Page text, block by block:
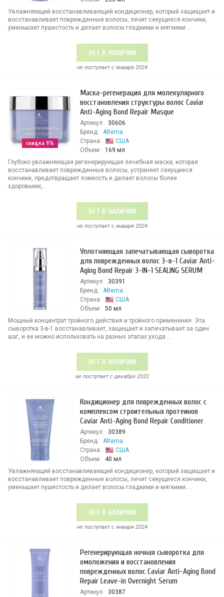
Увлажняющий восстанавливающий кондиционер, который защищает и
восстанавливает поврежденные волосы, лечит секущиеся кончики,
уменьшает пушистость и делает волосы гладкими и мягкими....
НЕТ В НАЛИЧИИ
не поступает c января 2024
скидка 9%
Маска-регенерация для молекулярного
восстановления структуры волос Caviar
Anti-Aging Bond Repair Masque
Артикул:
30606
Бренд:
Alterna
Страна:
США
Объем:
169 мл
Глубоко увлажняющая регенерирующая лечебная маска, которая
восстанавливает поврежденные волосы, устраняет секущиеся
кончики, предотвращает ломкость и делает волосы более
здоровыми,...
НЕТ В НАЛИЧИИ
не поступает c января 2024
Уплотняющая запечатывающая сыворотка
для поврежденных волос 3-в-1 Caviar Anti-
Aging Bond Repair 3-IN-1 SEALING SERUM
Артикул:
30391
Бренд:
Alterna
Страна:
США
Объем:
50 мл
Мощный концентрат тройного действия и тройного применения. Эта
сыворотка 3-в-1 восстанавливает, защищает и запечатывает за один
шаг, и ее можно использовать на разных этапах ухода ...
НЕТ В НАЛИЧИИ
не поступает c декабря 2022
Кондиционер для поврежденных волос с
комплексом строительных протеинов
Caviar Anti-Aging Bond Repair Conditioner
Артикул:
30389
Бренд:
Alterna
Страна:
США
Объем:
40 мл
Увлажняющий восстанавливающий кондиционер, который защищает и
восстанавливает поврежденные волосы, лечит секущиеся кончики,
уменьшает пушистость и делает волосы гладкими и мягкими....
НЕТ В НАЛИЧИИ
не поступает c января 2024
Регенерирующая ночная сыворотка для
омоложения и восстановления
поврежденных волос Caviar Anti-Aging Bond
Repair Leave-in Overnight Serum
Артикул:
30387